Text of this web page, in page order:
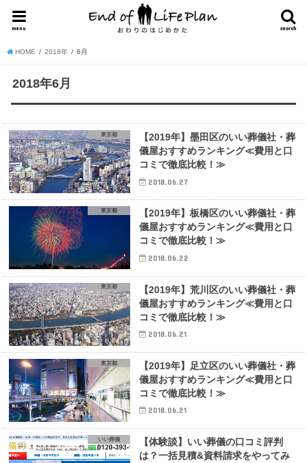
search
menu
HOME 2018年 6月
2018年6月
東京都
【2019年】墨田区のいい葬儀社・葬
儀屋おすすめランキング≪費用と口
コミで徹底比較！≫
2018.06.27
東京都
【2019年】板橋区のいい葬儀社・葬
儀屋おすすめランキング≪費用と口
コミで徹底比較！≫
2018.06.22
東京都
【2019年】荒川区のいい葬儀社・葬
儀屋おすすめランキング≪費用と口
コミで徹底比較！≫
2018.06.21
東京都
【2019年】足立区のいい葬儀社・葬
儀屋おすすめランキング≪費用と口
コミで徹底比較！≫
2018.06.21
いい葬儀
【体験談】いい葬儀の口コミ評判
は？一括見積&資料請求をやってみ